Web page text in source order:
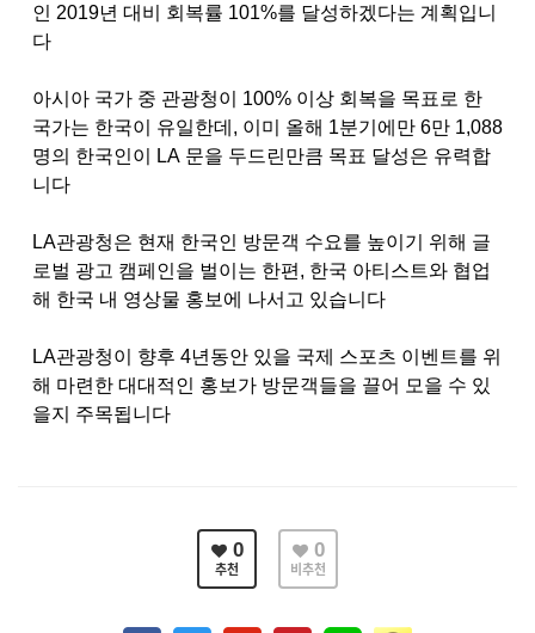
인 2019년 대비 회복률 101%를 달성하겠다는 계획입니
다
아시아 국가 중 관광청이 100% 이상 회복을 목표로 한
국가는 한국이 유일한데 , 이미 올해 1분기에만 6만 1,088
명의 한국인이
LA 문을 두드린만큼 목표 달성은 유력합
니다
LA관광청은 현재 한국인 방문객 수요를 높이기 위해 글
로벌 광고 캠페인을 벌이는 한편 , 한국 아티스트와 협업
해 한국 내 영상물 홍보에 나서고 있습니다
LA관광청이 향후 4년동안 있을 국제 스포츠 이벤트를 위
해 마련한 대대적인 홍보가 방문객들을 끌어 모을 수 있
을지 주목됩니다
0
추천
0
비추천